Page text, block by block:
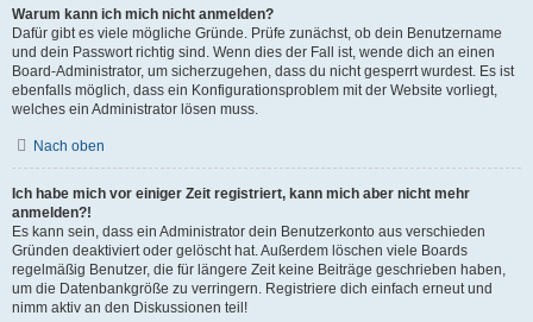
Warum kann ich mich nicht anmelden?
Dafür gibt es viele mögliche Gründe. Prüfe zunächst, ob dein Benutzername
und dein Passwort richtig sind. Wenn dies der Fall ist, wende dich an einen
Board-Administrator, um sicherzugehen, dass du nicht gesperrt wurdest. Es ist
ebenfalls möglich, dass ein Konfigurationsproblem mit der Website vorliegt,
welches ein Administrator lösen muss.
Nach oben
Ich habe mich vor einiger Zeit registriert, kann mich aber nicht mehr
anmelden?!
Es kann sein, dass ein Administrator dein Benutzerkonto aus verschieden
Gründen deaktiviert oder gelöscht hat. Außerdem löschen viele Boards
regelmäßig Benutzer, die für längere Zeit keine Beiträge geschrieben haben,
um die Datenbankgröße zu verringern. Registriere dich einfach erneut und
nimm aktiv an den Diskussionen teil!